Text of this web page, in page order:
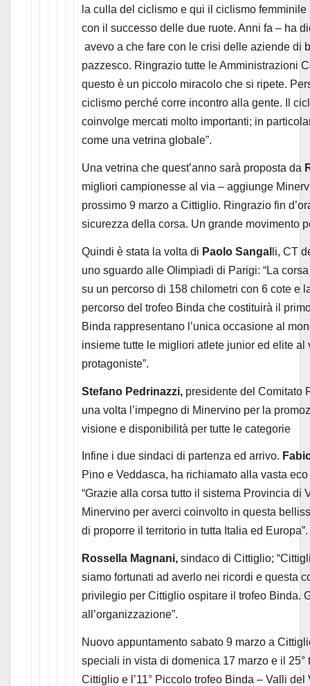
la culla del ciclismo e qui il ciclismo
con il successo delle due ruote. Anni fa – ha
avevo a che fare con le crisi delle aziende di
pazzesco. Ringrazio tutte le Amministrazioni
questo è un piccolo miracolo che si ripete.
ciclismo perché corre incontro alla gente. Il
coinvolge mercati molto importanti; in
come una vetrina globale”.
Una vetrina che quest’anno sarà proposta da
migliori campionesse al via – aggiunge
prossimo 9 marzo a Cittiglio. Ringrazio fin
sicurezza della corsa. Un grande movimento
Quindi è stata la volta di Paolo Sangal li, CT
uno sguardo alle Olimpiadi di Parigi: “La
su un percorso di 158 chilometri con 6 cote e
percorso del trofeo Binda che costituirà il
Binda rappresentano l’unica occasione al
insieme tutte le migliori atlete junior ed elite
protagoniste”.
Stefano Pedrinazzi, presidente del Comitato
una volta l’impegno di Minervino per la
visione e disponibilità per tutte le categorie
Infine i due sindaci di partenza ed arrivo.
Pino e Veddasca, ha richiamato alla vasta
“Grazie alla corsa tutto il sistema Provincia di
Minervino per averci coinvolto in questa
di proporre il territorio in tutta Italia ed Europa”.
Rossella Magnani, sindaco di Cittiglio;
siamo fortunati ad averlo nei ricordi e questa
privilegio per Cittiglio ospitare il trofeo Binda.
all’organizzazione”.
Nuovo appuntamento sabato 9 marzo a
speciali in vista di domenica 17 marzo e il
Cittiglio e l’11° Piccolo trofeo Binda – Valli del